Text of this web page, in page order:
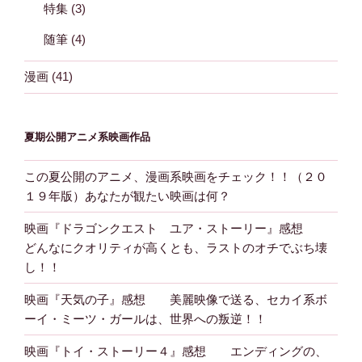
特集 (3)
随筆 (4)
漫画 (41)
夏期公開アニメ系映画作品
この夏公開のアニメ、漫画系映画をチェック！！（２０
１９年版）あなたが観たい映画は何？
映画『ドラゴンクエスト ユア・ストーリー』感想
どんなにクオリティが高くとも、ラストのオチでぶち壊
し！！
映画『天気の子』感想 美麗映像で送る、セカイ系ボ
ーイ・ミーツ・ガールは、世界への叛逆！！
映画『トイ・ストーリー４』感想 エンディングの、